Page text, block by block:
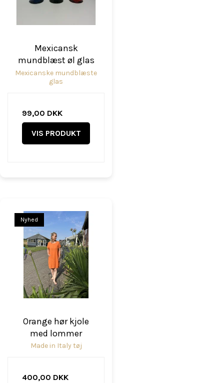
Mexicansk
mundblæst øl glas
Mexicanske mundblæste
glas
99,00 DKK
VIS PRODUKT
Nyhed
Orange hør kjole
med lommer
Made in Italy tøj
400,00 DKK